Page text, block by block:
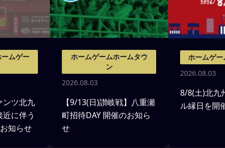
ームゲー
ンツ北九
に伴う
知らせ
ホームゲームホームタウ
ン
2026.08.03
【9/13(日)讃岐戦】八重瀬
町招待DAY 開催のお知ら
せ
ホームゲー
2026.08.03
8/8(土)北九
ル縁日を開